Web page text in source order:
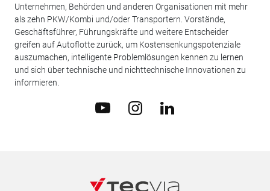
Unternehmen, Behörden und anderen Organisationen mit mehr
als zehn PKW/Kombi und/oder Transportern. Vorstände,
Geschäftsführer, Führungskräfte und weitere Entscheider
greifen auf Autoflotte zurück, um Kostensenkungspotenziale
auszumachen, intelligente Problemlösungen kennen zu lernen
und sich über technische und nichttechnische Innovationen zu
informieren.